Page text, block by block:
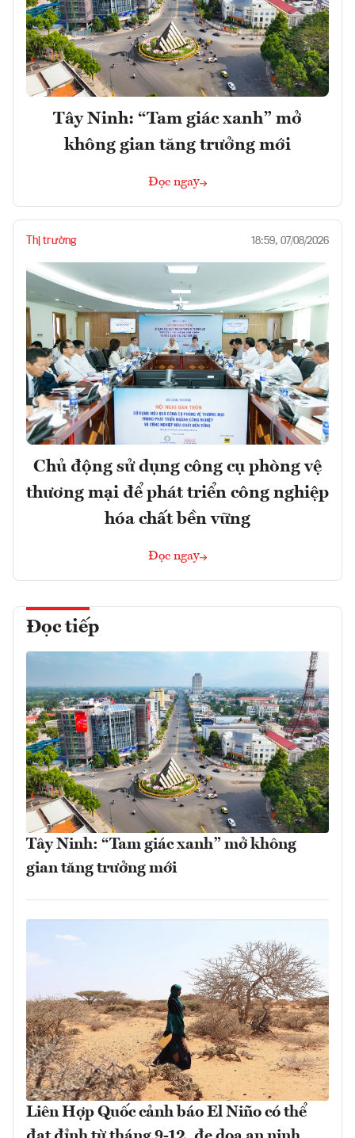
Tây Ninh: “Tam giác xanh” mở
không gian tăng trưởng mới
Đọc ngay
Thị trường 18:59, 07/08/2026
Chủ động sử dụng công cụ phòng vệ
thương mại để phát triển công nghiệp
hóa chất bền vững
Đọc ngay
Đọc tiếp
Tây Ninh: “Tam giác xanh” mở không
gian tăng trưởng mới
Liên Hợp Quốc cảnh báo El Niño có thể